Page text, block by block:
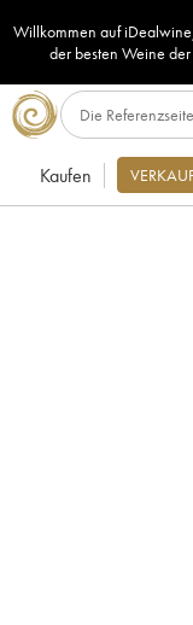
Willkommen auf
der besten Weine
Kaufen